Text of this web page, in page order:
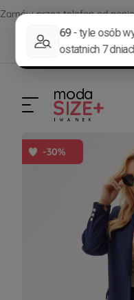
Zamów przez telefon od
570 390 351
-30%